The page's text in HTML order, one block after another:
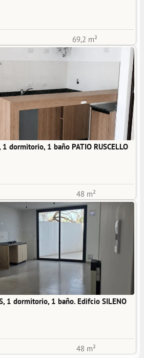
69,2 m²
1 dormitorio, 1 baño PATIO RUSCELLO
48 m²
1 dormitorio, 1 baño. Edifcio SILENO
48 m²